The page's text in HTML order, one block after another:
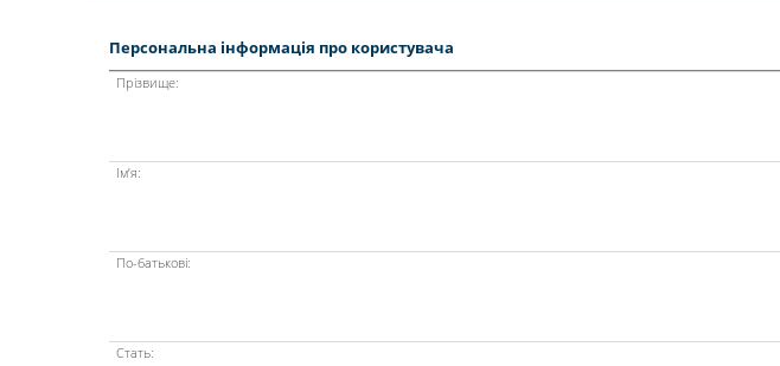
Персональна інформація про користувача
Прізвище:
Ім’я:
По-батькові:
Стать: